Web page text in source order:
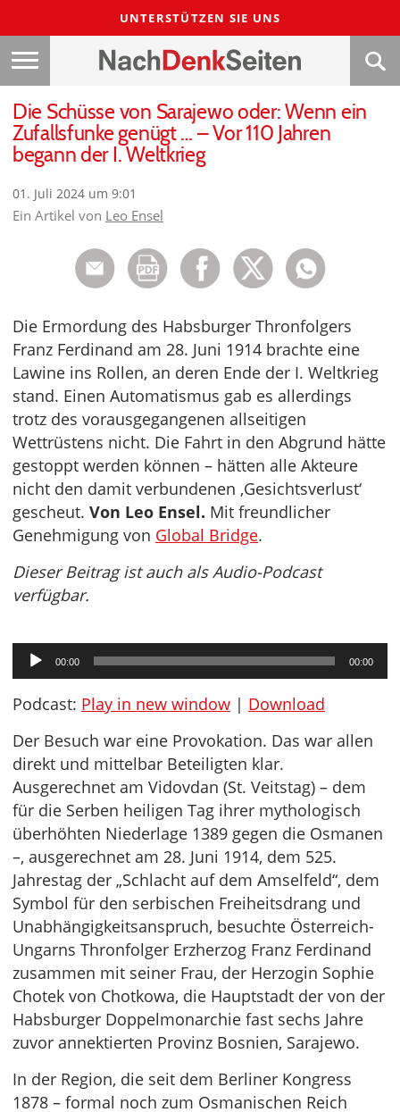
UNTERSTÜTZEN SIE UNS
Die Schüsse von Sarajewo oder: Wenn ein
Zufallsfunke genügt … – Vor 110 Jahren
begann der I. Weltkrieg
01. Juli 2024 um 9:01
Ein Artikel von Leo Ensel
Die Ermordung des Habsburger Thronfolgers
Franz Ferdinand am 28. Juni 1914 brachte eine
Lawine ins Rollen, an deren Ende der I. Weltkrieg
stand. Einen Automatismus gab es allerdings
trotz des vorausgegangenen allseitigen
Wettrüstens nicht. Die Fahrt in den Abgrund hätte
gestoppt werden können – hätten alle Akteure
nicht den damit verbundenen ‚Gesichtsverlust‘
gescheut. Von Leo Ensel. Mit freundlicher
Genehmigung von Global Bridge.
Dieser Beitrag ist auch als Audio-Podcast
verfügbar.
Audio-
Player
00:00 00:00
Podcast: Play in new window | Download
Der Besuch war eine Provokation. Das war allen
direkt und mittelbar Beteiligten klar.
Ausgerechnet am Vidovdan (St. Veitstag) – dem
für die Serben heiligen Tag ihrer mythologisch
überhöhten Niederlage 1389 gegen die Osmanen
–, ausgerechnet am 28. Juni 1914, dem 525.
Jahrestag der „Schlacht auf dem Amselfeld“, dem
Symbol für den serbischen Freiheitsdrang und
Unabhängigkeitsanspruch, besuchte Österreich-
Ungarns Thronfolger Erzherzog Franz Ferdinand
zusammen mit seiner Frau, der Herzogin Sophie
Chotek von Chotkowa, die Hauptstadt der von der
Habsburger Doppelmonarchie fast sechs Jahre
zuvor annektierten Provinz Bosnien, Sarajewo.
In der Region, die seit dem Berliner Kongress
1878 – formal noch zum Osmanischen Reich